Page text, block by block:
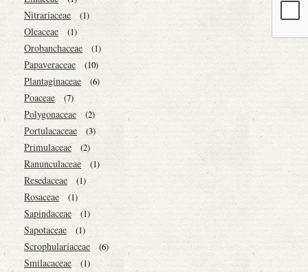
Nitrariaceae (1)
Oleaceae (1)
Orobanchaceae (1)
Papaveraceae (10)
Plantaginaceae (6)
Poaceae (7)
Polygonaceae (2)
Portulacaceae (3)
Primulaceae (2)
Ranunculaceae (1)
Resedaceae (1)
Rosaceae (1)
Sapindaceae (1)
Sapotaceae (1)
Scrophulariaceae (6)
Smilacaceae (1)